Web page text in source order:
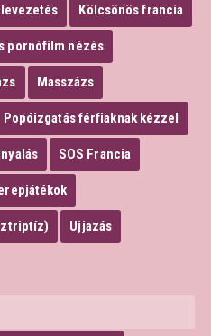
Kölcsönös francia
pornófilm nézés
Masszázs
Popóizgatás férfiaknak kézzel
SOS Francia
Ujjazás